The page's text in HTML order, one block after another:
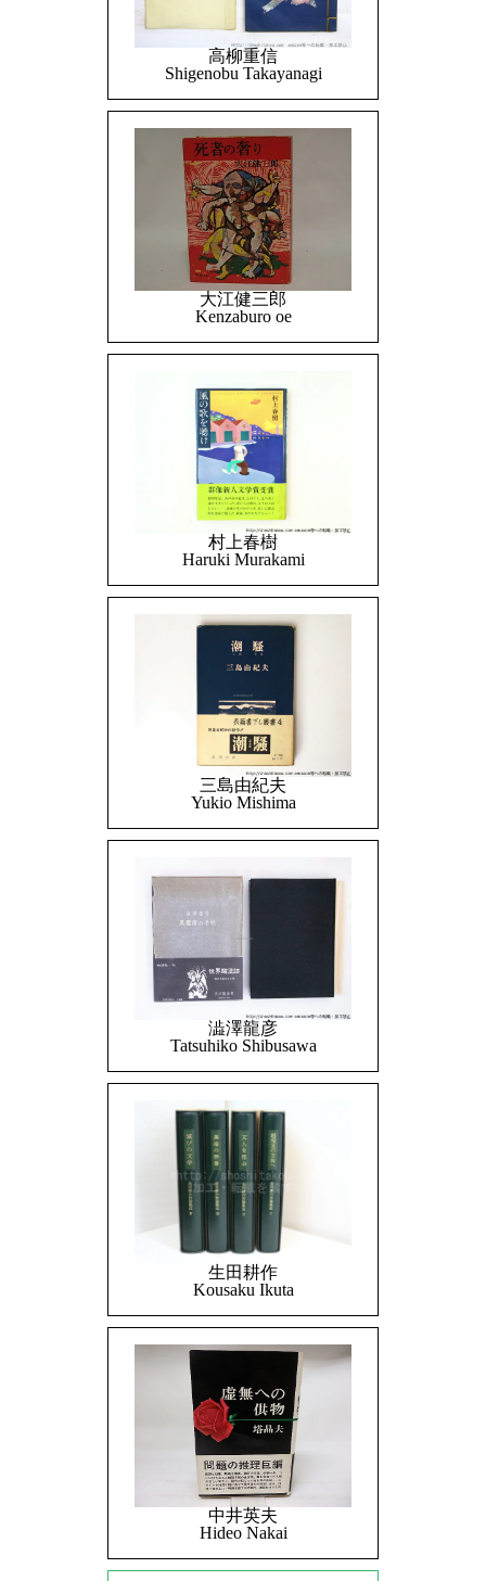
高柳重信
Shigenobu Takayanagi
大江健三郎
Kenzaburo oe
村上春樹
Haruki Murakami
三島由紀夫
Yukio Mishima
澁澤龍彦
Tatsuhiko Shibusawa
生田耕作
Kousaku Ikuta
中井英夫
Hideo Nakai